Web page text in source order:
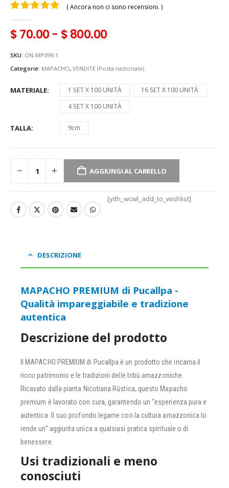
( Ancora non ci sono recensioni. )
$70.00 - $800.00
SKU: ON-MP099-1
Categorie: MAPACHO, VENDITE (Posta nazionale)
MATERIALE 1 SET X 100 UNITÀ
16 SET X 100 UNITÀ
4 SET X 100 UNITÀ
TALLA 9cm
AGGIUNGI AL CARRELLO
[yith_wcwl_add_to_wishlist]
DESCRIZIONE
MAPACHO PREMIUM di Pucallpa -
Qualità impareggiabile e tradizione
autentica
Descrizione del prodotto
Il MAPACHO PREMIUM di Pucallpa è un prodotto che incarna il
ricco patrimonio e le tradizioni delle tribù amazzoniche.
Ricavato dalla pianta Nicotiana Rústica, questo Mapacho
premium è lavorato con cura, garantendo un “esperienza pura e
autentica. Il suo profondo legame con la cultura amazzonica lo
rende un” aggiunta unica a qualsiasi pratica spirituale o di
benessere.
Usi tradizionali e meno
conosciuti